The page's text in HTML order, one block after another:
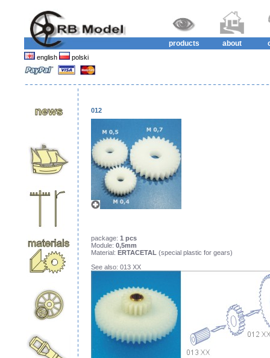
products about
english polski
012
package: 1 pcs
Module: 0,5mm
Material: ERTACETAL (special plastic for gears)
See also: 013 XX